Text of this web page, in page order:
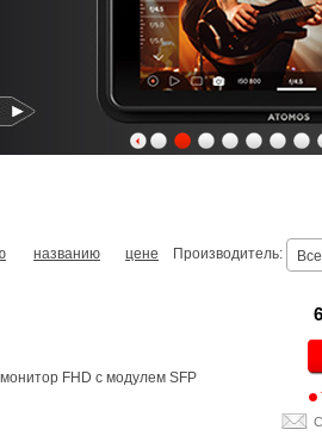
1 2 3 4 5 6 7
названию цене Производитель: Все
FHD с модулем SFP